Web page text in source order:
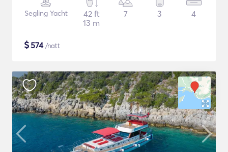
Segling Yacht
42 ft
13 m
7 3 4
$574/natt